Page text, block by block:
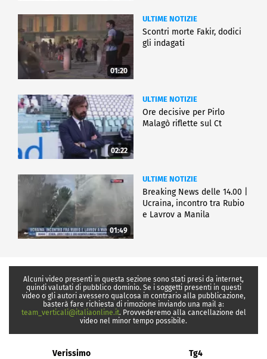
01:20
ULTIME NOTIZIE
Scontri morte Fakir, dodici
gli indagati
02:22
ULTIME NOTIZIE
Ore decisive per Pirlo
Malagò riflette sul Ct
01:49
ULTIME NOTIZIE
Breaking News delle 14.00 |
Ucraina, incontro tra Rubio
e Lavrov a Manila
Alcuni video presenti in questa sezione sono stati presi da internet,
quindi valutati di pubblico dominio. Se i soggetti presenti in questi
video o gli autori avessero qualcosa in contrario alla pubblicazione,
basterà fare richiesta di rimozione inviando una mail a:
team_verticali@italiaonline.it. Provvederemo alla cancellazione del
video nel minor tempo possibile.
Verissimo Tg4